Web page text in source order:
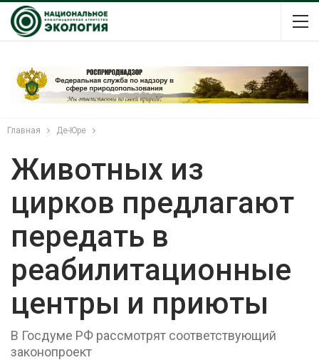
Главная Де-Юре
Животных из
цирков предлагают
передать в
реабилитационные
центры и приюты
В Госдуме РФ рассмотрят соответствующий
законопроект